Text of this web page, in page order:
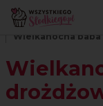
Strona główna
Wielkanocna